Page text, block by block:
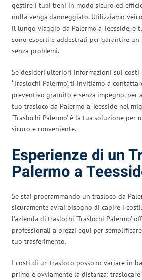
gestire i tuoi beni in modo sicuro ed
nulla venga danneggiato. Utilizziamo
il lungo viaggio da Palermo a Teesside,
sono esperti e addestrati per garantire un
senza problemi.
Se desideri ulteriori informazioni sui costi
‘Traslochi Palermo’, ti invitiamo a
preventivo gratuito e senza impegno, per
tuo trasloco da Palermo a Teesside nel
‘Traslochi Palermo’ è la tua soluzione per
sicuro e conveniente.
Esperienze di un
Palermo a
Se stai programmando un trasloco da
sicuramente avrai bisogno di capire i
l’azienda di traslochi ‘Traslochi Palermo’
professionali a prezzi equi per
tuo trasferimento.
I costi di un trasloco possono variare in
primo è ovviamente la distanza: traslocare